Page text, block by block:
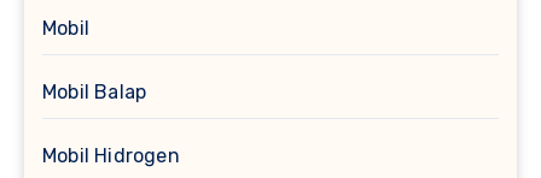
Mobil
Mobil Balap
Mobil Hidrogen